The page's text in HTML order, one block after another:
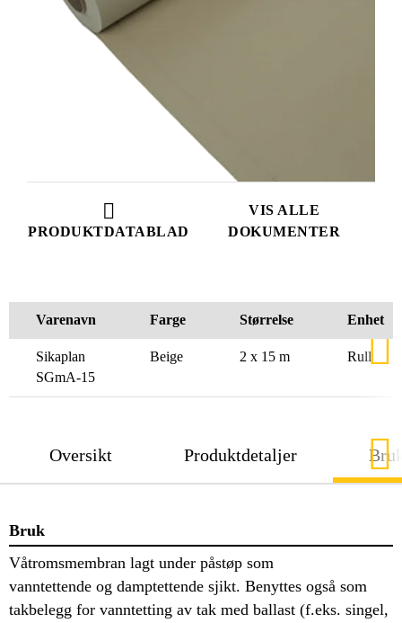
PRODUKTDATABLAD
VIS ALLE
DOKUMENTER
Varenavn Farge Størrelse Enhet
Sikaplan
SGmA-15
Beige 2 x 15 m Rull
Oversikt Produktdetaljer
Bruk
Våtromsmembran lagt under påstøp som
vanntettende og damptettende sjikt. Benyttes også som
takbelegg for vanntetting av tak med ballast (f.eks. singel,